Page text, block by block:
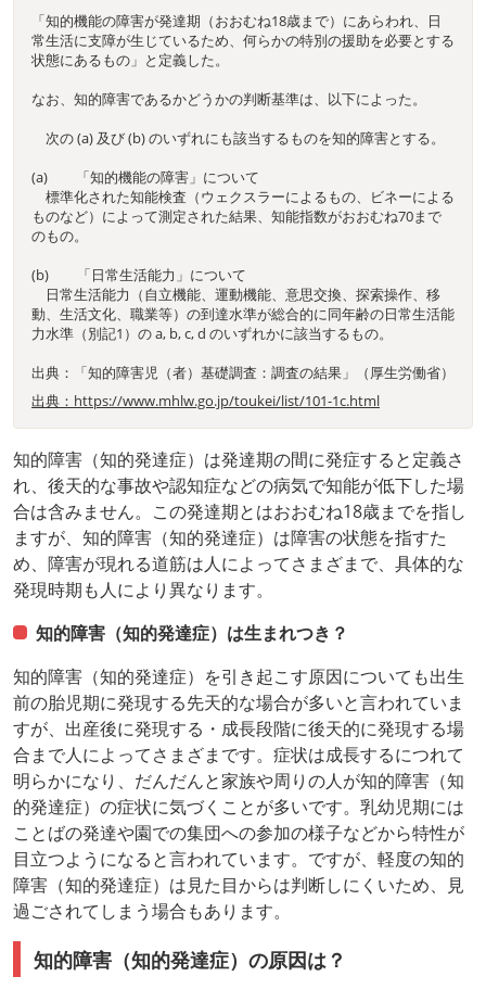
「知的機能の障害が発達期（おおむね18歳まで）にあらわれ、日
常生活に支障が生じているため、何らかの特別の援助を必要とする
状態にあるもの」と定義した。
なお、知的障害であるかどうかの判断基準は、以下によった。
次の (a) 及び (b) のいずれにも該当するものを知的障害とする。
(a) 「知的機能の障害」について
標準化された知能検査（ウェクスラーによるもの、ビネーによる
ものなど）によって測定された結果、知能指数がおおむね70まで
のもの。
(b) 「日常生活能力」について
日常生活能力（自立機能、運動機能、意思交換、探索操作、移
動、生活文化、職業等）の到達水準が総合的に同年齢の日常生活能
力水準（別記1）の a, b, c, d のいずれかに該当するもの。
出典：「知的障害児（者）基礎調査：調査の結果」（厚生労働省）
出典：https://www.mhlw.go.jp/toukei/list/101-1c.html
知的障害（知的発達症）は発達期の間に発症すると定義さ
れ、後天的な事故や認知症などの病気で知能が低下した場
合は含みません。この発達期とはおおむね18歳までを指し
ますが、知的障害（知的発達症）は障害の状態を指すた
め、障害が現れる道筋は人によってさまざまで、具体的な
発現時期も人により異なります。
知的障害（知的発達症）は生まれつき？
知的障害（知的発達症）を引き起こす原因についても出生
前の胎児期に発現する先天的な場合が多いと言われていま
すが、出産後に発現する・成長段階に後天的に発現する場
合まで人によってさまざまです。症状は成長するにつれて
明らかになり、だんだんと家族や周りの人が知的障害（知
的発達症）の症状に気づくことが多いです。乳幼児期には
ことばの発達や園での集団への参加の様子などから特性が
目立つようになると言われています。ですが、軽度の知的
障害（知的発達症）は見た目からは判断しにくいため、見
過ごされてしまう場合もあります。
知的障害（知的発達症）の原因は？